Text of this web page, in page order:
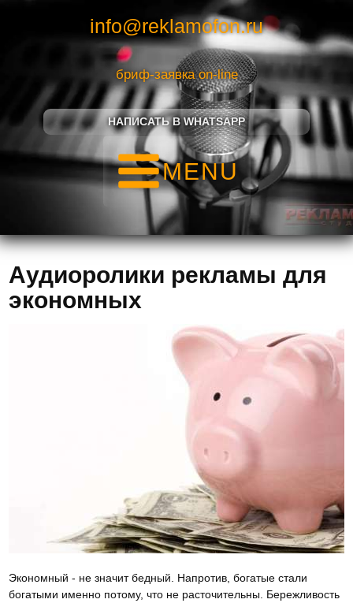
info@reklamofon.ru
бриф-заявка on-line
НАПИСАТЬ В WHATSAPP
MENU
Аудиоролики рекламы для
экономных
Экономный - не значит бедный. Напротив, богатые стали
богатыми именно потому, что не расточительны. Бережливость